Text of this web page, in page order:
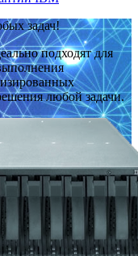
задач!
подходят для
любой задачи.